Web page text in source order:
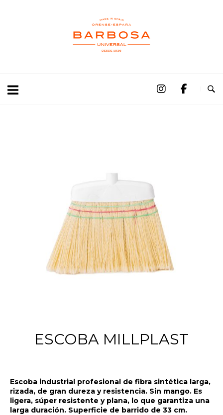
ESCOBA MILLPLAST
Escoba industrial profesional de fibra sintética larga,
rizada, de gran dureza y resistencia. Sin mango. Es
ligera, súper resistente y plana, lo que garantiza una
larga duración. Superficie de barrido de 33 cm.